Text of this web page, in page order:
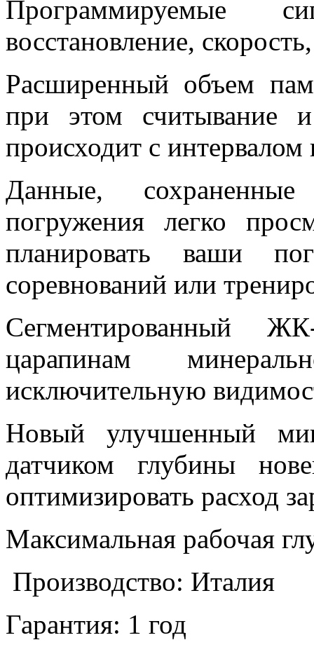
Программируемые
восстановление,
Расширенный объем
при этом считывание
происходит с интервалом
Данные,
погружения легко
планировать ваши
соревнований или
Сегментированный
царапинам
исключительную
Новый улучшенный
датчиком глубины
оптимизировать расход
Максимальная рабочая
Производство: Италия
Гарантия: 1 год